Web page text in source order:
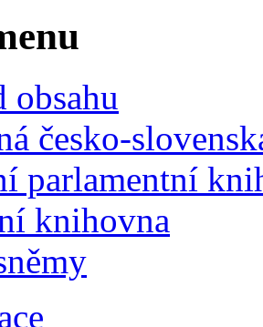
obsahu
česko-
parlamentní
knihovna